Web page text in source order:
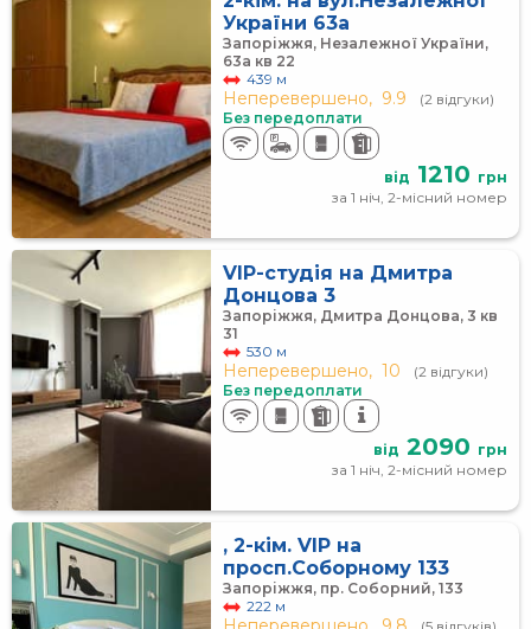
України 63а
Запоріжжя, Незалежної України,
63а кв 22
439 м
Неперевершено, 9.9
(2 відгуки)
Без передоплати
від 1210 грн
за 1 ніч, 2-місний номер
VIP-студія на Дмитра
Донцова 3
Запоріжжя, Дмитра Донцова, 3 кв
31
530 м
Неперевершено, 10
(2 відгуки)
Без передоплати
від 2090 грн
за 1 ніч, 2-місний номер
, 2-кім. VIP на
просп.Соборному 133
Запоріжжя, пр. Соборний, 133
222 м